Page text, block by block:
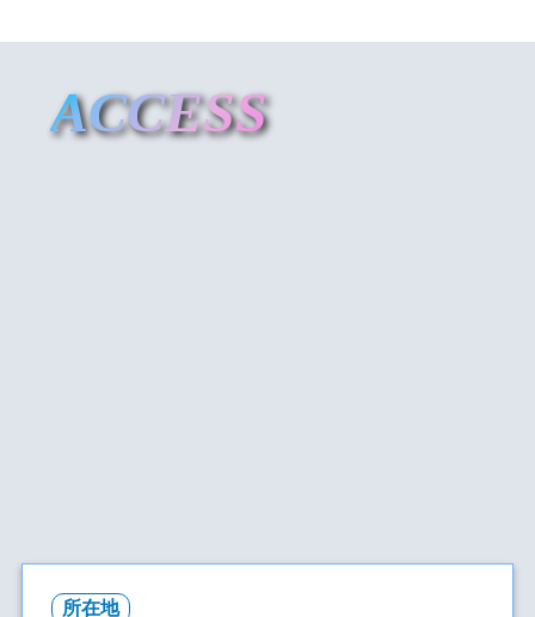
ACCESS
所在地